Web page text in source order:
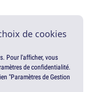
de cookies
Pour l'afficher, vous
de confidentialité.
"Paramètres de Gestion